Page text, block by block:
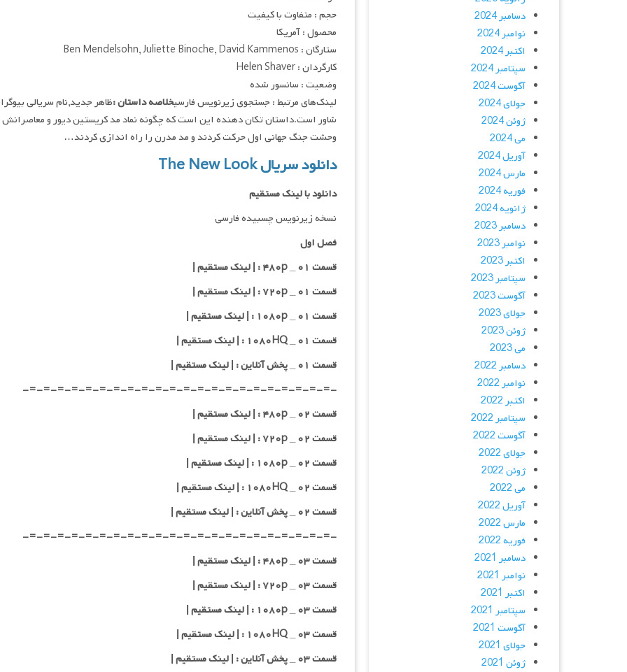
حجم : متفاوت با کیفیت
محصول : آمریکا
ستارگان : Ben Mendelsohn, Juliette Binoche, David Kammenos
کارگردان : Helen Shaver
وضعیت : سانسور شده
لینک‌های مرتبط : جستجوی زیرنویس فارسیخلاصه داستان :
شاور است.داستان تکان دهنده این است که چگونه نماد مد کریستین دیور و معاصرانش از
وحشت جنگ جهانی اول حرکت کردند و مد مدرن را راه اندازی کردند…
دانلود سریال The New Look
دانلود با لینک مستقیم
نسخه زیرنویس چسبیده فارسی
فصل اول
قسمت ۰۱ _ ۴۸۰p : | لینک مستقیم |
قسمت ۰۱ _ ۷۲۰p : | لینک مستقیم |
قسمت ۰۱ _ ۱۰۸۰p : | لینک مستقیم |
قسمت ۰۱ _ ۱۰۸۰HQ : | لینک مستقیم |
قسمت ۰۱ _ پخش آنلاین : | لینک مستقیم |
-=-=-=-=-=-=-=-=-=-=-=-=-=-=-=-=-=-=-=-=-=-=-
قسمت ۰۲ _ ۴۸۰p : | لینک مستقیم |
قسمت ۰۲ _ ۷۲۰p : | لینک مستقیم |
قسمت ۰۲ _ ۱۰۸۰p : | لینک مستقیم |
قسمت ۰۲ _ ۱۰۸۰HQ : | لینک مستقیم |
قسمت ۰۲ _ پخش آنلاین : | لینک مستقیم |
-=-=-=-=-=-=-=-=-=-=-=-=-=-=-=-=-=-=-=-=-=-=-
قسمت ۰۳ _ ۴۸۰p : | لینک مستقیم |
قسمت ۰۳ _ ۷۲۰p : | لینک مستقیم |
قسمت ۰۳ _ ۱۰۸۰p : | لینک مستقیم |
قسمت ۰۳ _ ۱۰۸۰HQ : | لینک مستقیم |
قسمت ۰۳ _ پخش آنلاین : | لینک مستقیم |
دسامبر 2024
نوامبر 2024
اکتبر 2024
سپتامبر 2024
آگوست 2024
جولای 2024
ژوئن 2024
می 2024
آوریل 2024
مارس 2024
فوریه 2024
ژانویه 2024
دسامبر 2023
نوامبر 2023
اکتبر 2023
سپتامبر 2023
آگوست 2023
جولای 2023
ژوئن 2023
می 2023
دسامبر 2022
نوامبر 2022
اکتبر 2022
سپتامبر 2022
آگوست 2022
جولای 2022
ژوئن 2022
می 2022
آوریل 2022
مارس 2022
فوریه 2022
دسامبر 2021
نوامبر 2021
اکتبر 2021
سپتامبر 2021
آگوست 2021
جولای 2021
ژوئن 2021